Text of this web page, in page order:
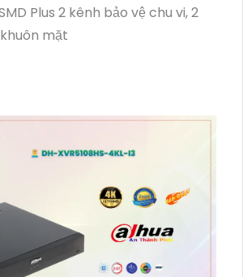
Plus 2 kênh bảo vệ chu vi, 2
mặt